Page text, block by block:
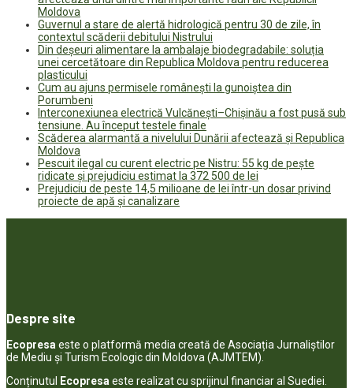
Moldova
Guvernul a stare de alertă hidrologică pentru 30 de zile, în
contextul scăderii debitului Nistrului
Din deșeuri alimentare la ambalaje biodegradabile: soluția
unei cercetătoare din Republica Moldova pentru reducerea
plasticului
Cum au ajuns permisele românești la gunoiștea din
Porumbeni
Interconexiunea electrică Vulcănești–Chișinău a fost pusă sub
tensiune. Au început testele finale
Scăderea alarmantă a nivelului Dunării afectează și Republica
Moldova
Pescuit ilegal cu curent electric pe Nistru: 55 kg de pește
ridicate și prejudiciu estimat la 372 500 de lei
Prejudiciu de peste 14,5 milioane de lei într-un dosar privind
proiecte de apă și canalizare
Despre site
Ecopresa este o platformă media creată de Asociația Jurnaliștilor
de Mediu și Turism Ecologic din Moldova (AJMTEM).
Conținutul
Ecopresa este realizat cu sprijinul financiar al Suediei.